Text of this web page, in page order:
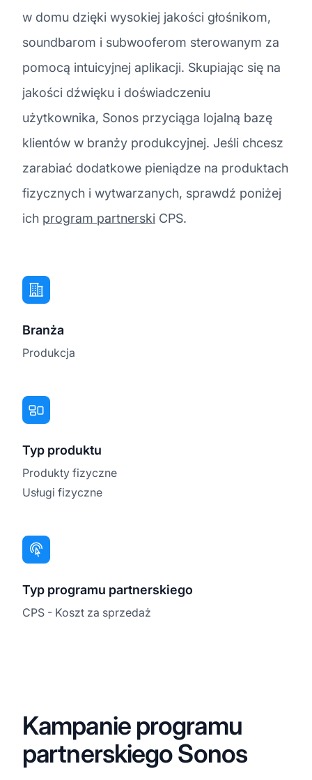
w domu dzięki wysokiej jakości głośnikom,
soundbarom i subwooferom sterowanym za
pomocą intuicyjnej aplikacji. Skupiając się na
jakości dźwięku i doświadczeniu
użytkownika, Sonos przyciąga lojalną bazę
klientów w branży produkcyjnej. Jeśli chcesz
zarabiać dodatkowe pieniądze na produktach
fizycznych i wytwarzanych, sprawdź poniżej
ich program partnerski CPS.
Branża
Produkcja
Typ produktu
Produkty fizyczne
Usługi fizyczne
Typ programu partnerskiego
CPS - Koszt za sprzedaż
Kampanie programu
partnerskiego Sonos